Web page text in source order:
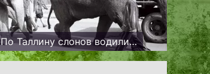
По Таллину слонов водили…